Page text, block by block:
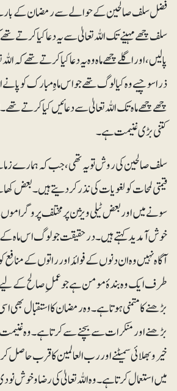
فضل سلف صالحین کے حوالے سے رمضان کے
سلف چھے مہینے تک اللہ تعالیٰ سے یہ دعا کیا کرتے
پالیں، اور اگلے چھے ماہ وہ یہ دعا کیا کرتے تھے کہ
ذرا سوچیے وہ کیا لوگ تھے جو اس ماہِ مبارک کو
چھے چھے ماہ تک اللہ تعالیٰ سے دعائیں کیا کرتے
کتنی بڑی غنیمت ہے۔
سلف صالحین کی روش تو یہ تھی، جب کہ ہمارے
قیمتی لمحات کو لغویات کی نذر کر دیتے ہیں۔ بعض
سونے میں اور بعض ٹیلی ویژن پر مختلف پروگراموں
خوش آمدید کہتے ہیں۔ درحقیقت جو لوگ اس ماہ
آگاہ نہیں وہ ان دنوں کے فوائد اور راتوں کے
طرف ایک وہ بندۂ مومن ہے جو عملِ صالح کے
بڑھنے کا متمنی ہوتا ہے۔ وہ رمضان کا استقبال
بڑھنے اور منکرات سے بچنے سے کرتا ہے۔ وہ
خیروبھلائی سمیٹنے اور رب العالمین کا قرب حاصل
میں استعمال کرتا ہے۔ وہ اللہ تعالیٰ کی رضا و خوش